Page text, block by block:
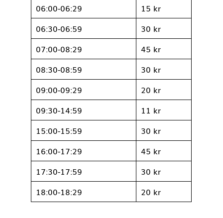
från trängselskatt under 2022.
Stockholm
Tid
Pris
06:00-06:29
15 kr
06:30-06:59
30 kr
07:00-08:29
45 kr
08:30-08:59
30 kr
09:00-09:29
20 kr
09:30-14:59
11 kr
15:00-15:59
30 kr